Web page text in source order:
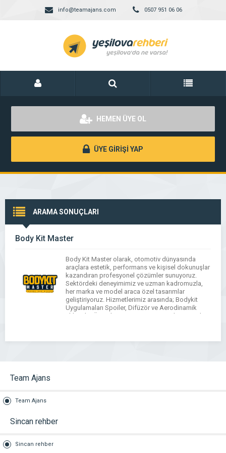
info@teamajans.com 0507 951 06 06
HEMEN ÜYE OL
ÜYE GİRİŞİ YAP
ARAMA SONUÇLARI
Body Kit Master
Body Kit Master olarak, otomotiv dünyasında
araçlara estetik, performans ve kişisel dokunuşlar
kazandıran profesyonel çözümler sunuyoruz.
Sektördeki deneyimimiz ve uzman kadromuzla,
her marka ve model araca özel tasarımlar
geliştiriyoruz. Hizmetlerimiz arasında; Bodykit
Uygulamaları Spoiler, Difüzör ve Aerodinamik
Eklentiler Ön/Arka Tampon ve Yan Etek Çözümleri
Team Ajans
Team Ajans
Sincan rehber
Sincan rehber